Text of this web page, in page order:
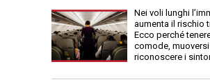
Nei voli lunghi
aumenta il rischio
Ecco perché
comode,
riconoscere i